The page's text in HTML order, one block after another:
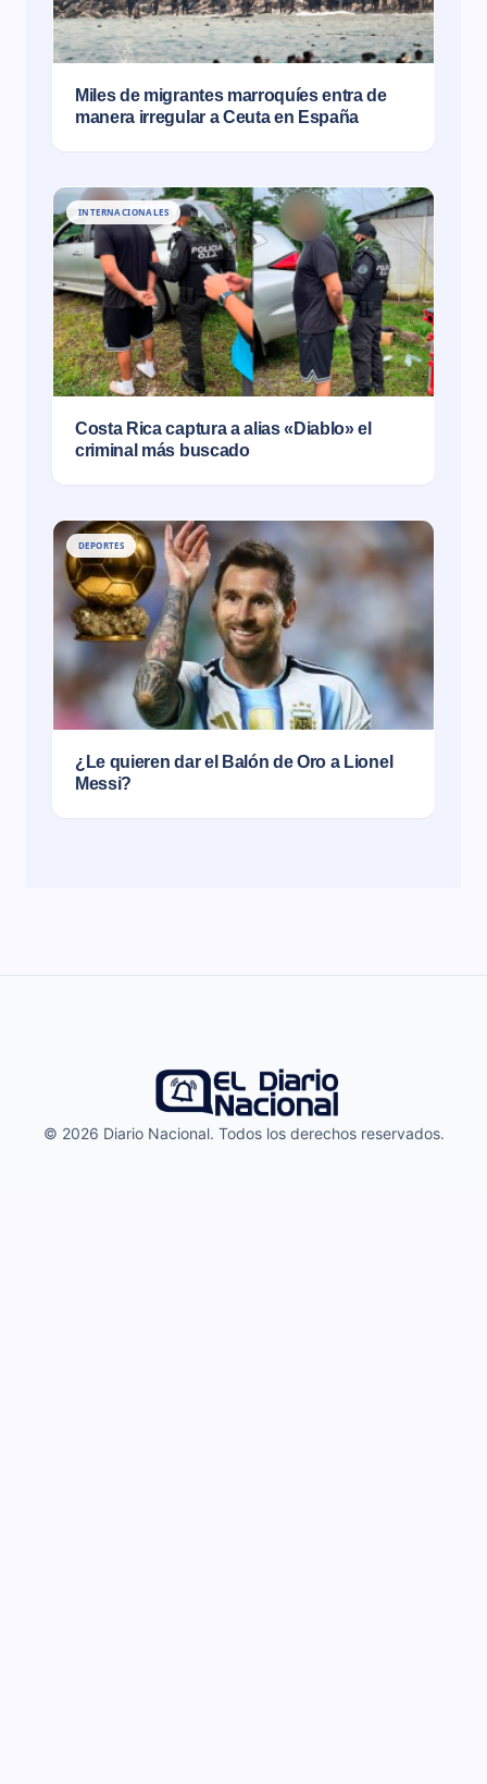
Miles de migrantes marroquíes entra de
manera irregular a Ceuta en España
INTERNACIONALES
Costa Rica captura a alias «Diablo» el
criminal más buscado
DEPORTES
¿Le quieren dar el Balón de Oro a Lionel
Messi?
© 2026 Diario Nacional. Todos los derechos reservados.